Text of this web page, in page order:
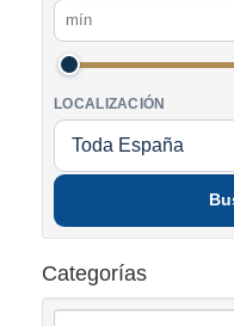
LOCALIZACIÓN
Categorías